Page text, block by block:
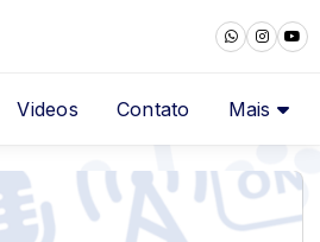
Videos Contato Mais